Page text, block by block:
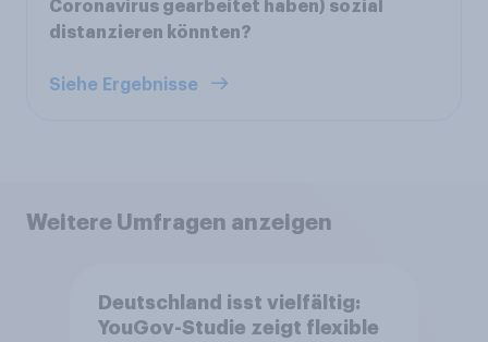
Coronavirus gearbeitet haben) sozial
distanzieren könnten?
Siehe Ergebnisse
Weitere Umfragen anzeigen
Deutschland isst vielfältig:
YouGov-Studie zeigt flexible